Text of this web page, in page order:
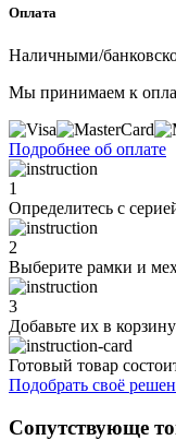
Оплата
Наличными/
Мы принимаем к
Подробнее об оплате
1
Определитесь с
2
Выберите рамки и
3
Добавьте их в корзину
Готовый товар
Подобрать своё
Сопутствующе